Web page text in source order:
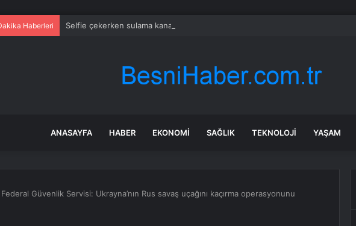
Haberleri Selfie çekerken sulama kanalına düştü
ANASAYFA HABER EKONOMI SAĞLIK TEKNOLOJI YAŞAM
Güvenlik Servisi: Ukrayna’nın Rus savaş uçağını kaçırma operasyonunu